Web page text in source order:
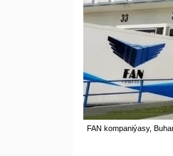
FAN kompaniýasy,